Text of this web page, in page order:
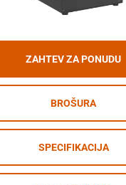
ZAHTEV ZA PONUDU
BROŠURA
SPECIFIKACIJA